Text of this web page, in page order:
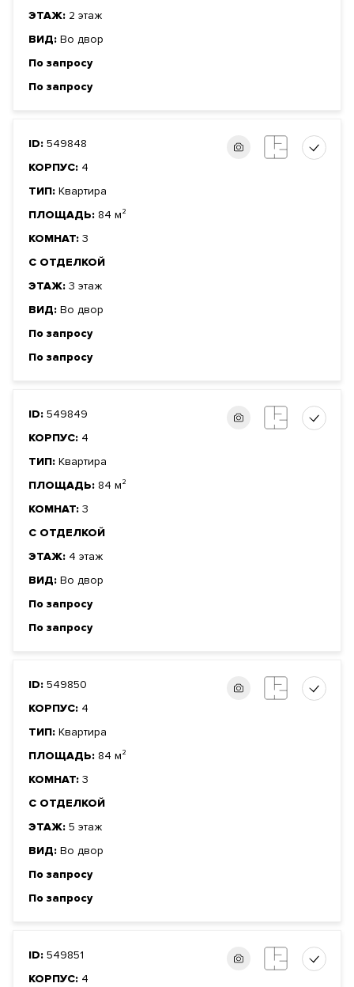
ЭТАЖ: 2 этаж
ВИД: Во двор
По запросу
По запросу
ID: 549848
КОРПУС: 4
ТИП: Квартира
ПЛОЩАДЬ: 84 м²
КОМНАТ: 3
С ОТДЕЛКОЙ
ЭТАЖ: 3 этаж
ВИД: Во двор
По запросу
По запросу
ID: 549849
КОРПУС: 4
ТИП: Квартира
ПЛОЩАДЬ: 84 м²
КОМНАТ: 3
С ОТДЕЛКОЙ
ЭТАЖ: 4 этаж
ВИД: Во двор
По запросу
По запросу
ID: 549850
КОРПУС: 4
ТИП: Квартира
ПЛОЩАДЬ: 84 м²
КОМНАТ: 3
С ОТДЕЛКОЙ
ЭТАЖ: 5 этаж
ВИД: Во двор
По запросу
По запросу
ID: 549851
КОРПУС: 4